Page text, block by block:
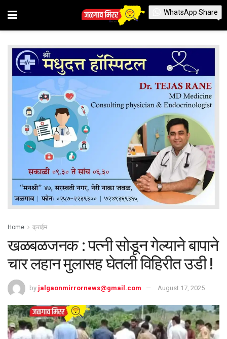
Home क्राईम
खळबळजनक : पत्नी सोडून गेल्याने बापाने
चार लहान मुलासह घेतली विहिरीत उडी !
by jalgaonmirrornews@gmail.com August 17, 2025
WhatsApp Share